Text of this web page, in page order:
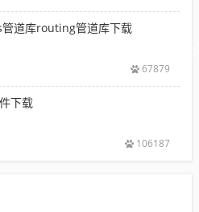
道库routing管道库下载
67879
下载
106187